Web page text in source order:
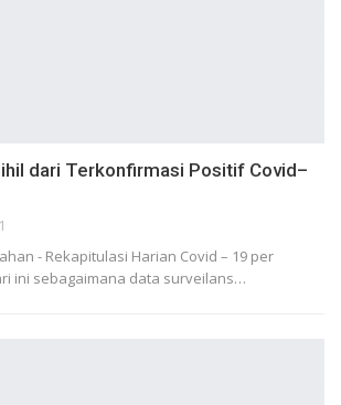
dari Terkonfirmasi Positif Covid–
- Rekapitulasi Harian Covid – 19 per
ini sebagaimana data surveilans…